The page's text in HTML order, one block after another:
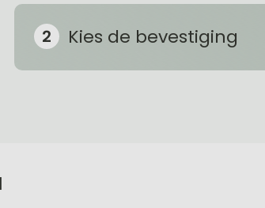
Kies de bevestiging